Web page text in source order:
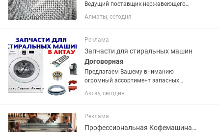
Ведущий поставщик нержавеющего
металлопроката мировых
производителей на территории РК.
является, качественная продукция и
приемлемые цены. В...
Алматы, сегодня
Реклама
Запчасти для стиральных машин
Договорная
Предлагаем Вашему вниманию
огромный ассортимент запасных
частей для стиральных машин с
доставкой по г. Актау. У нас Вы можете
машин высокого качества. Запчасти
для...
Актау, сегодня
Реклама
Профессиональная Кофемашина La Pavoni